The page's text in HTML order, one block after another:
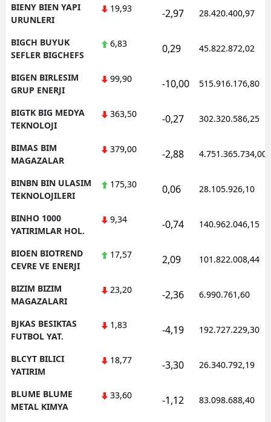
BIENY BIEN YAPI
URUNLERI
19,93 -2,97 28.420.400,97
BIGCH BUYUK
SEFLER BIGCHEFS
6,83 0,29 45.822.872,02
BIGEN BIRLESIM
GRUP ENERJI
99,90 -10,00 515.916.176,80
BIGTK BIG MEDYA
TEKNOLOJI
363,50 -0,27 302.320.586,25
BIMAS BIM
MAGAZALAR
379,00 -2,88 4.751.365.734,00
BINBN BIN ULASIM
TEKNOLOJILERI
175,30 0,06 28.105.926,10
BINHO 1000
YATIRIMLAR HOL.
9,34 -0,74 140.962.046,15
BIOEN BIOTREND
CEVRE VE ENERJI
17,57 2,09 101.822.008,44
BIZIM BIZIM
MAGAZALARI
23,20 -2,36 6.990.761,60
BJKAS BESIKTAS
FUTBOL YAT.
1,83 -4,19 192.727.229,30
BLCYT BILICI
YATIRIM
18,77 -3,30 26.340.792,19
BLUME BLUME
METAL KIMYA
33,60 -1,12 83.098.688,40